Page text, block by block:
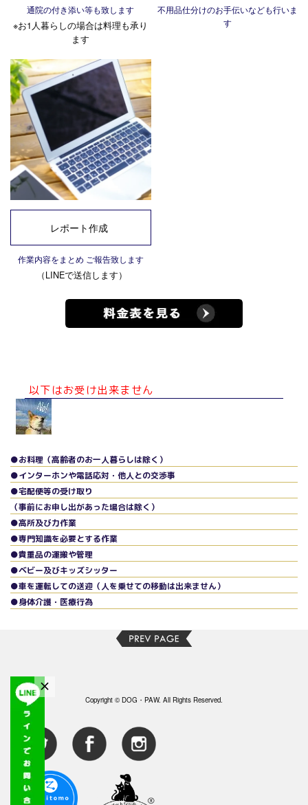
通院の付き添い等も致します
※お1人暮らしの場合は料理も承り
ます
不用品仕分けのお手伝いなども行いま
す
レポート作成
作業内容をまとめ ご報告致します
（LINEで送信します）
以下はお受け出来ません
●お料理（高齢者のお一人暮らしは除く）
●インターホンや電話応対・他人との交渉事
●宅配便等の受け取り
（事前にお申し出があった場合は除く）
●高所及び力作業
●専門知識を必要とする作業
●貴重品の運搬や管理
●ベビー及びキッズシッター
●車を運転しての送迎（人を乗せての移動は出来ません）
●身体介護・医療行為
Copyright © DOG・PAW. All Rights Reserved.